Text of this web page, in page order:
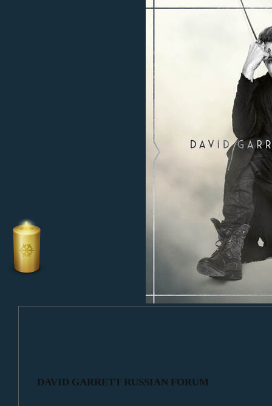
DAVID GARRETT RUSSIAN FORUM